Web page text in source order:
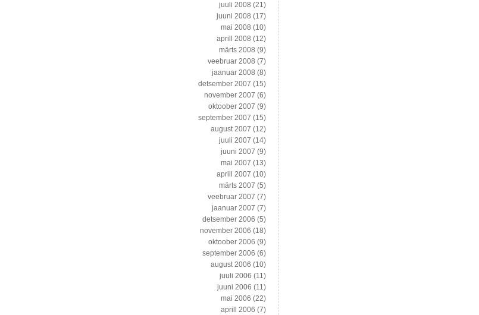
juuli 2008 (21)
juuni 2008 (17)
mai 2008 (10)
aprill 2008 (12)
märts 2008 (9)
veebruar 2008 (7)
jaanuar 2008 (8)
detsember 2007 (15)
november 2007 (6)
oktoober 2007 (9)
september 2007 (15)
august 2007 (12)
juuli 2007 (14)
juuni 2007 (9)
mai 2007 (13)
aprill 2007 (10)
märts 2007 (5)
veebruar 2007 (7)
jaanuar 2007 (7)
detsember 2006 (5)
november 2006 (18)
oktoober 2006 (9)
september 2006 (6)
august 2006 (10)
juuli 2006 (11)
juuni 2006 (11)
mai 2006 (22)
aprill 2006 (7)